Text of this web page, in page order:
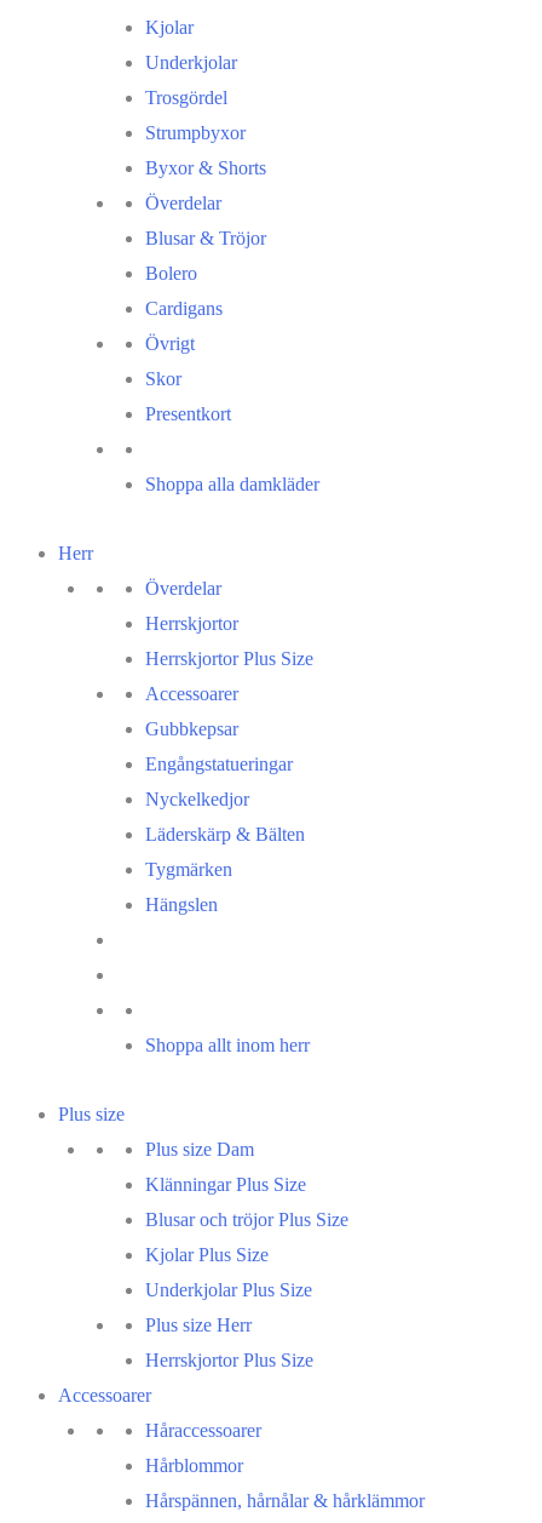
Kjolar
Underkjolar
Trosgördel
Strumpbyxor
Byxor & Shorts
Överdelar
Blusar & Tröjor
Bolero
Cardigans
Övrigt
Skor
Presentkort
Shoppa alla damkläder
Herr
Överdelar
Herrskjortor
Herrskjortor Plus Size
Accessoarer
Gubbkepsar
Engångstatueringar
Nyckelkedjor
Läderskärp & Bälten
Tygmärken
Hängslen
Shoppa allt inom herr
Plus size
Plus size Dam
Klänningar Plus Size
Blusar och tröjor Plus Size
Kjolar Plus Size
Underkjolar Plus Size
Plus size Herr
Herrskjortor Plus Size
Accessoarer
Håraccessoarer
Hårblommor
Hårspännen, hårnålar & hårklämmor